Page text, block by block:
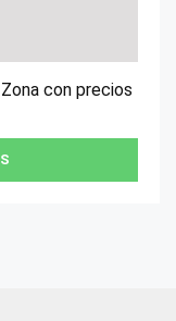
con precios